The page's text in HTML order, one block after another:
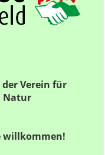
Verein für
Natur
willkommen!